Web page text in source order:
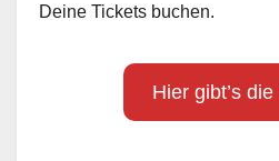
Deine Tickets buchen.
Hier gibt’s